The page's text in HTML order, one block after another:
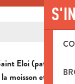
Eloi (patron des
moisson et la